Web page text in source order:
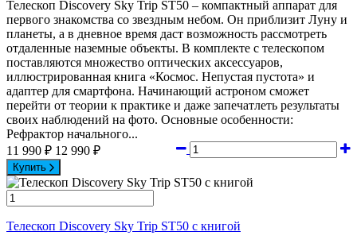
Телескоп Discovery Sky Trip ST50 – компактный аппарат для
первого знакомства со звездным небом. Он приблизит Луну и
планеты, а в дневное время даст возможность рассмотреть
отдаленные наземные объекты. В комплекте с телескопом
поставляются множество оптических аксессуаров,
иллюстрированная книга «Космос. Непустая пустота» и
адаптер для смартфона. Начинающий астроном сможет
перейти от теории к практике и даже запечатлеть результаты
своих наблюдений на фото. Основные особенности:
Рефрактор начального...
11 990 ₽ 12 990 ₽
Купить
Телескоп Discovery Sky Trip ST50 с книгой